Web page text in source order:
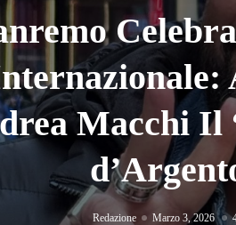
Macchi Il
Redazione Marzo 3, 2026